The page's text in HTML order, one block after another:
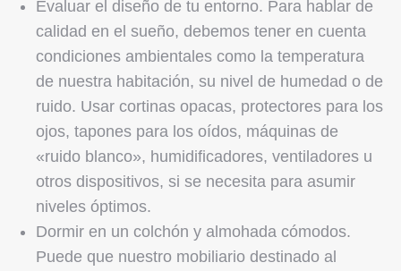
Evaluar el diseño de tu entorno. Para hablar de
calidad en el sueño, debemos tener en cuenta
condiciones ambientales como la temperatura
de nuestra habitación, su nivel de humedad o de
ruido. Usar cortinas opacas, protectores para los
ojos, tapones para los oídos, máquinas de
«ruido blanco», humidificadores, ventiladores u
otros dispositivos, si se necesita para asumir
niveles óptimos.
Dormir en un colchón y almohada cómodos.
Puede que nuestro mobiliario destinado al